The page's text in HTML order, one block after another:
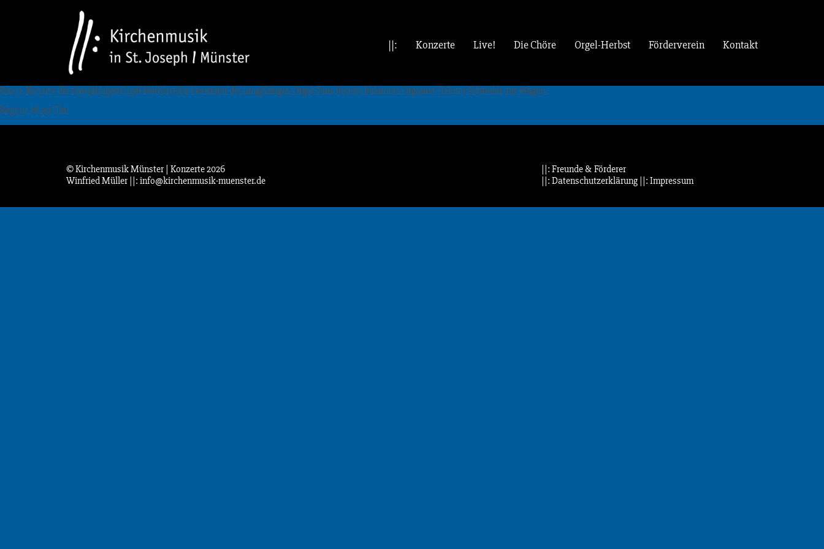
||: Konzerte Live! Die Chöre Orgel-Herbst Förderverein Kontakt
Das 3. Konzert der diesjährigen Orgel-Herbstreihe bestreitet der langjährigen Orgel-Fans bereits bekannte Organist Helmut Schröder aus Hagen.
Beginn: 18.30 Uhr
© Kirchenmusik Münster | Konzerte 2026
Winfried Müller||: info@kirchenmusik-muenster.de
||: Freunde & Förderer
||: Datenschutzerklärung ||: Impressum